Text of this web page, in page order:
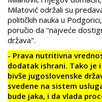
Milatović održali su
političkih nauka u
poručio da "najveće
država".
- Prava nutritivna
dodatak ishrani. Tako je i
bivše jugoslovenske
svedene na sistem
bude jaka, i da vlada